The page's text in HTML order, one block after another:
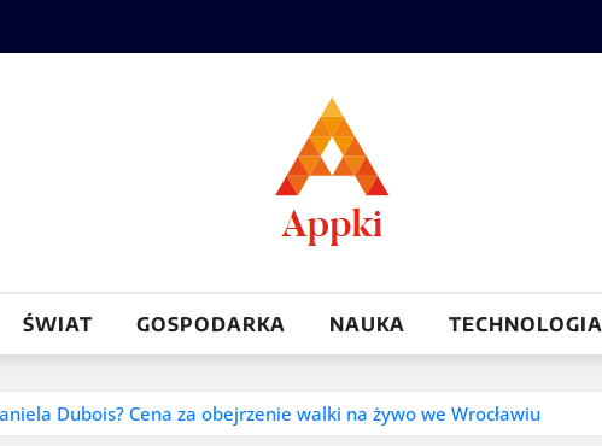
ŚWIAT GOSPODARKA NAUKA TECHNOLOGIA
Dubois? Cena za obejrzenie walki na żywo we Wrocławiu